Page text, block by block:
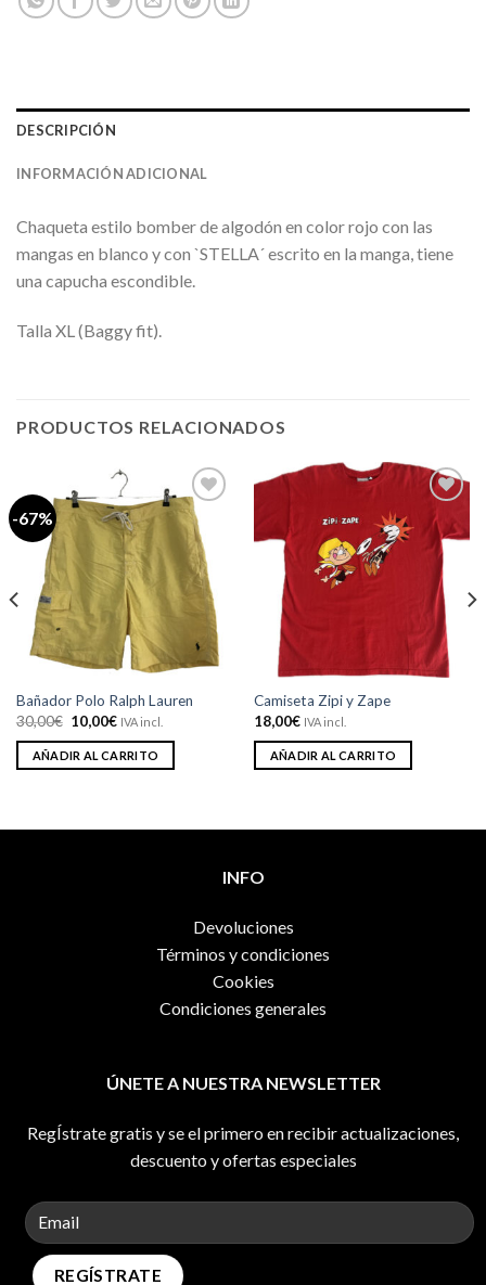
DESCRIPCIÓN
INFORMACIÓN ADICIONAL
Chaqueta estilo bomber de algodón en color rojo con las
mangas en blanco y con `STELLA´ escrito en la manga, tiene
una capucha escondible.
Talla XL (Baggy fit).
PRODUCTOS RELACIONADOS
-67%
Añadir
a la
lista de
deseos
Bañador Polo Ralph Lauren
30,00€ El
precio
original
era:
10,00€El
actual
es:
IVA incl.
AÑADIR AL CARRITO
Añadir
a la
lista de
deseos
Camiseta Zipi y Zape
18,00€ IVA incl.
AÑADIR AL CARRITO
INFO
Devoluciones
Términos y condiciones
Cookies
Condiciones generales
ÚNETE A NUESTRA NEWSLETTER
RegÍstrate gratis y se el primero en recibir actualizaciones,
descuento y ofertas especiales